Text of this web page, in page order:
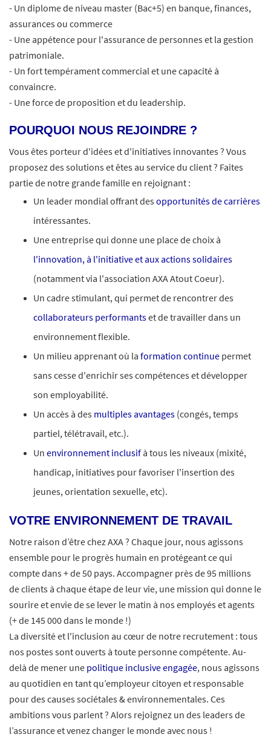
- Un diplome de niveau master (Bac+5) en banque, finances,
assurances ou commerce
- Une appétence pour l'assurance de personnes et la gestion
patrimoniale.
- Un fort tempérament commercial et une capacité à
convaincre.
- Une force de proposition et du leadership.
POURQUOI NOUS REJOINDRE ?
Vous êtes porteur d'idées et d'initiatives innovantes ? Vous
proposez des solutions et êtes au service du client ? Faites
partie de notre grande famille en rejoignant :
Un leader mondial offrant desopportunités de carrières
intéressantes.
Une entreprise qui donne une place de choix à
l'innovation, à l'initiative et aux actions solidaires
(notamment via l'association AXA Atout Coeur).
Un cadre stimulant, qui permet de rencontrer des
collaborateurs performantset de travailler dans un
environnement flexible.
Un milieu apprenant où la formation continue permet
sans cesse d'enrichir ses compétences et développer
son employabilité.
Un accès à des multiples avantages (congés, temps
partiel, télétravail, etc.).
Un environnement inclusif à tous les niveaux (mixité,
handicap, initiatives pour favoriser l'insertion des
jeunes, orientation sexuelle, etc).
VOTRE ENVIRONNEMENT DE TRAVAIL
Notre raison d’être chez AXA ? Chaque jour, nous agissons
ensemble pour le progrès humain en protégeant ce qui
compte dans + de 50 pays. Accompagner près de 95 millions
de clients à chaque étape de leur vie, une mission qui donne le
sourire et envie de se lever le matin à nos employés et agents
(+ de 145 000 dans le monde !)
La diversité et l'inclusion au cœur de notre recrutement : tous
nos postes sont ouverts à toute personne compétente. Au-
delà de mener une politique inclusive engagée, nous agissons
au quotidien en tant qu’employeur citoyen et responsable
pour des causes sociétales & environnementales. Ces
ambitions vous parlent ? Alors rejoignez un des leaders de
l’assurance et venez changer le monde avec nous !